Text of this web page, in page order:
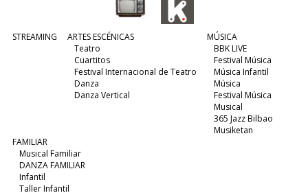
STREAMING
ARTES ESCÉNICAS
Teatro
Cuartitos
Festival Internacional de Teatro
Danza
Danza Vertical
MÚSICA
BBK LIVE
Festival Música
Música Infantil
Música
Festival Música
Musical
365 Jazz Bilbao
Musiketan
FAMILIAR
Musical Familiar
DANZA FAMILIAR
Infantil
Taller Infantil